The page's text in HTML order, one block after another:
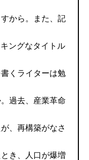
から。また、記
ングなタイトル
くライターは勉
過去、産業革命
、再構築がなさ
き、人口が爆増